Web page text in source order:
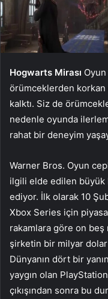
Hogwarts Mirası
örümceklerden
kalktı. Siz de
nedenle oyunda
rahat bir deneyim
Warner Bros. Oyun
ilgili elde edilen büyük
ediyor. İlk olarak 10
Xbox Series için
rakamlara göre on beş
şirketin bir milyar
Dünyanın dört bir
yaygın olan
çıkışından sonra bu